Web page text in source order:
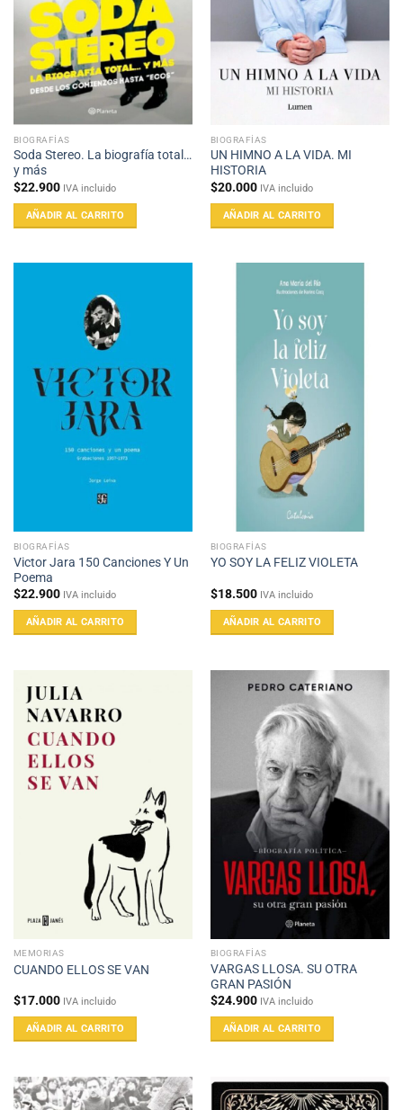
BIOGRAFÍAS
Soda Stereo. La biografía total…
y más
$22.900 IVA incluido
AÑADIR AL CARRITO
BIOGRAFÍAS
UN HIMNO A LA VIDA. MI
HISTORIA
$20.000 IVA incluido
AÑADIR AL CARRITO
BIOGRAFÍAS
Victor Jara 150 Canciones Y Un
Poema
$22.900 IVA incluido
AÑADIR AL CARRITO
BIOGRAFÍAS
YO SOY LA FELIZ VIOLETA
$18.500 IVA incluido
AÑADIR AL CARRITO
MEMORIAS
CUANDO ELLOS SE VAN
$17.000 IVA incluido
AÑADIR AL CARRITO
BIOGRAFÍAS
VARGAS LLOSA. SU OTRA
GRAN PASIÓN
$24.900 IVA incluido
AÑADIR AL CARRITO